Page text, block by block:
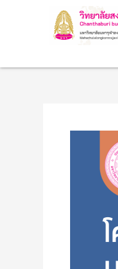
navigation